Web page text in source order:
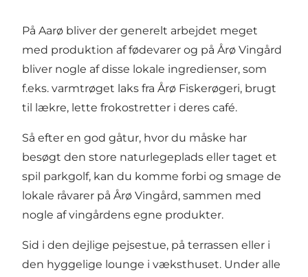
På Aarø bliver der generelt arbejdet meget
med produktion af fødevarer og på Årø Vingård
bliver nogle af disse lokale ingredienser, som
f.eks. varmtrøget laks fra Årø Fiskerøgeri, brugt
til lækre, lette frokostretter i deres café.
Så efter en god gåtur, hvor du måske har
besøgt den store naturlegeplads eller taget et
spil parkgolf, kan du komme forbi og smage de
lokale råvarer på Årø Vingård, sammen med
nogle af vingårdens egne produkter.
Sid i den dejlige pejsestue, på terrassen eller i
den hyggelige lounge i væksthuset. Under alle